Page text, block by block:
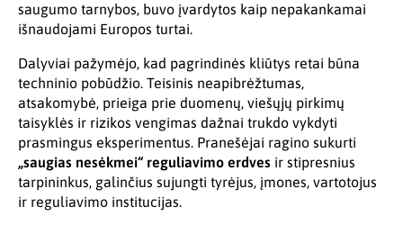
saugumo tarnybos, buvo įvardytos kaip nepakankamai
išnaudojami Europos turtai.
Dalyviai pažymėjo, kad pagrindinės kliūtys retai būna
techninio pobūdžio. Teisinis neapibrėžtumas,
atsakomybė, prieiga prie duomenų, viešųjų pirkimų
taisyklės ir rizikos vengimas dažnai trukdo vykdyti
prasmingus eksperimentus. Pranešėjai ragino sukurti
„saugias nesėkmei“ reguliavimo erdves ir stipresnius
tarpininkus, galinčius sujungti tyrėjus, įmones, vartotojus
ir reguliavimo institucijas.